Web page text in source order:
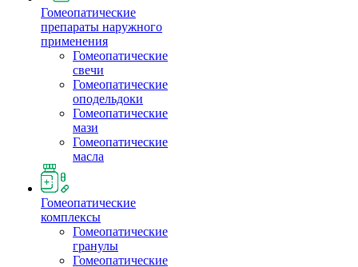
Гомеопатические
препараты наружного
применения
Гомеопатические
свечи
Гомеопатические
оподельдоки
Гомеопатические
мази
Гомеопатические
масла
Гомеопатические
комплексы
Гомеопатические
гранулы
Гомеопатические